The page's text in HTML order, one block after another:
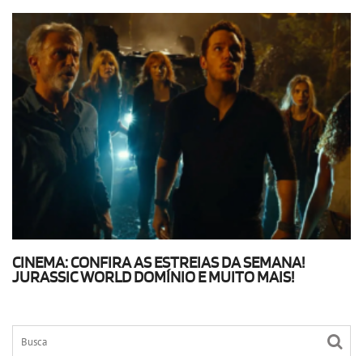
CINEMA: CONFIRA AS ESTREIAS DA SEMANA!
JURASSIC WORLD DOMÍNIO E MUITO MAIS!